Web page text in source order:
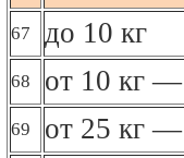
67 до 10 кг
68 от 10 кг
69 от 25 кг